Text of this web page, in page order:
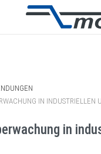
IN INDUSTRIELLEN
in